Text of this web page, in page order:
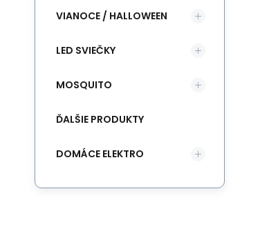
VIANOCE / HALLOWEEN
LED SVIEČKY
MOSQUITO
ĎALŠIE PRODUKTY
DOMÁCE ELEKTRO